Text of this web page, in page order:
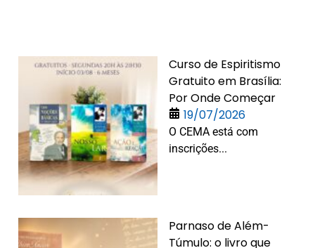
Curso de Espiritismo
Gratuito em Brasília:
Por Onde Começar
19/07/2026
O CEMA está com
inscrições...
Parnaso de Além-
Túmulo: o livro que